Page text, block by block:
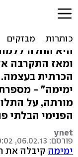
התדר של
ומאז התקרבה
הכרתית
ימימה" -
מורתה, על
הפנימי הבלתי
ynet
פורסם: 06.02.13, 10:02
ימימה קיבלה את